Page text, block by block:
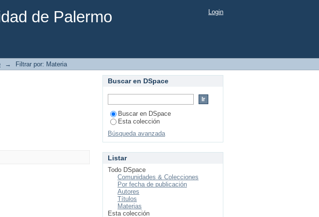
de Palermo Login
→ Filtrar por: Materia
Buscar en DSpace
Buscar en DSpace
Esta colección
Búsqueda avanzada
Listar
Todo DSpace
Comunidades & Colecciones
Por fecha de publicación
Autores
Títulos
Materias
Esta colección